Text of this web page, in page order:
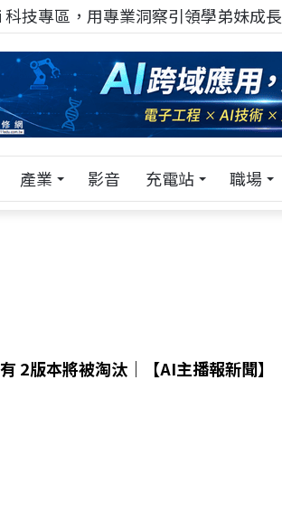
技專區，用專業洞察引領學弟妹成長
產業 影音 充電站 職場
版本將被淘汰｜【AI主播報新聞】